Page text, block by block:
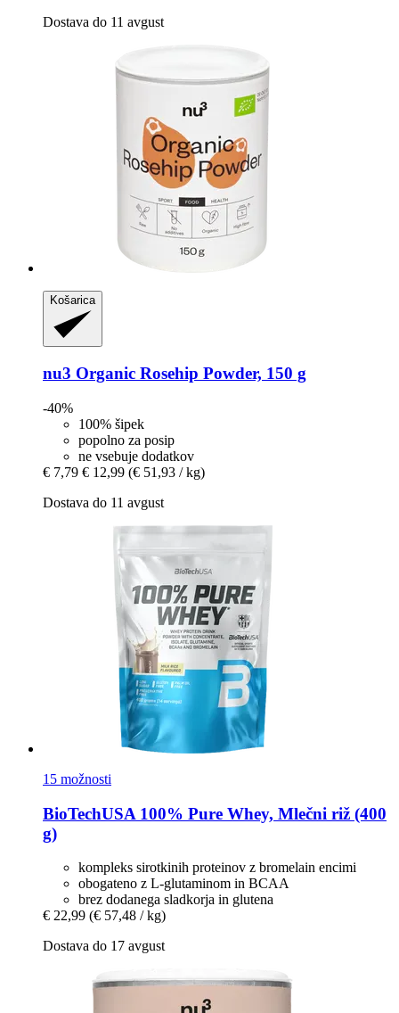
Dostava do 11 avgust
Košarica
nu3 Organic Rosehip Powder, 150 g
-40%
100% šipek
popolno za posip
ne vsebuje dodatkov
€ 7,79 € 12,99 (€ 51,93 / kg)
Dostava do 11 avgust
15 možnosti
BioTechUSA 100% Pure Whey, Mlečni riž (400
g)
kompleks sirotkinih proteinov z bromelain encimi
obogateno z L-glutaminom in BCAA
brez dodanega sladkorja in glutena
€ 22,99 (€ 57,48 / kg)
Dostava do 17 avgust